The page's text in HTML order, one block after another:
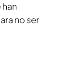
no ser